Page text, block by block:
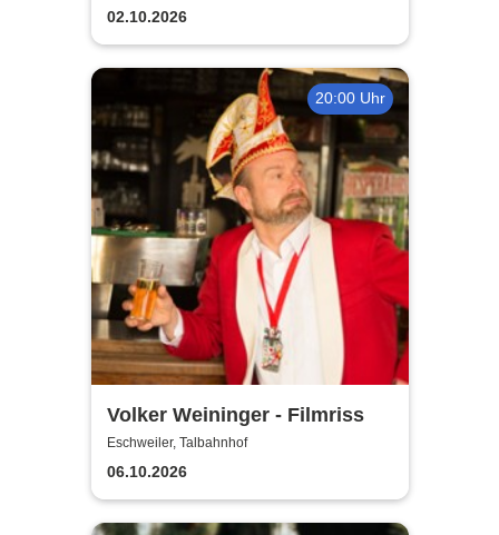
02.10.2026
20:00 Uhr
Volker Weininger - Filmriss
Eschweiler, Talbahnhof
06.10.2026